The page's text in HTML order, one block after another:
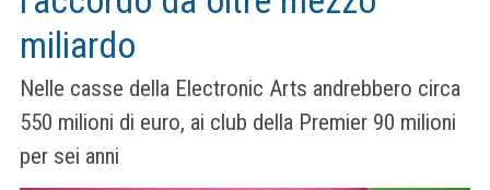
miliardo
Nelle casse della Electronic Arts andrebbero circa
550 milioni di euro, ai club della Premier 90 milioni
per sei anni